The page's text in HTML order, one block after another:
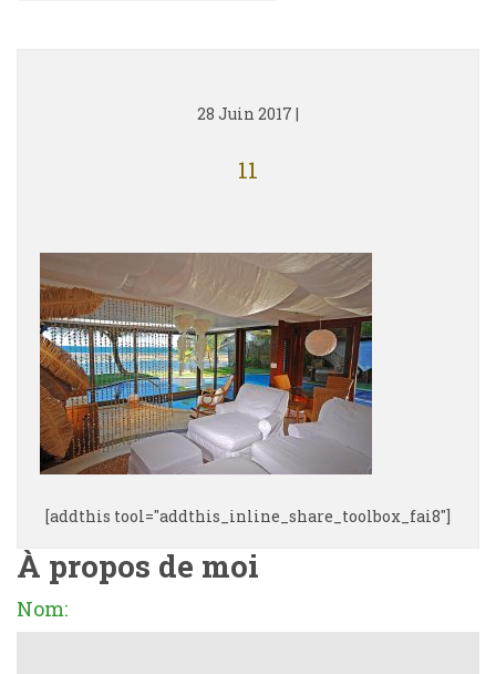
28 Juin 2017 |
11
[addthis tool="addthis_inline_share_toolbox_fai8"]
À propos de moi
Nom: